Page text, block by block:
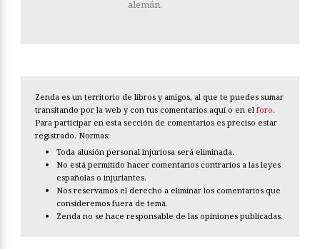
alemán.
Zenda es un territorio de libros y amigos, al que te puedes sumar
transitando por la web y con tus comentarios aquí o en el foro.
Para participar en esta sección de comentarios es preciso estar
registrado. Normas:
Toda alusión personal injuriosa será eliminada.
No está permitido hacer comentarios contrarios a las leyes
españolas o injuriantes.
Nos reservamos el derecho a eliminar los comentarios que
consideremos fuera de tema.
Zenda no se hace responsable de las opiniones publicadas.